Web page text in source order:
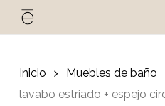
Cart
Inicio Muebles de baño
lavabo estriado + espejo